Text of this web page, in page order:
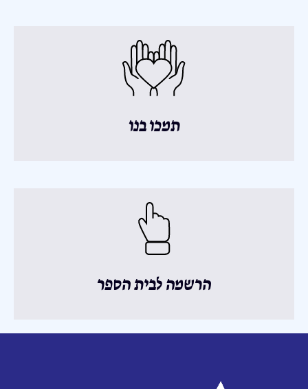
תמכו בנו
הרשמה לבית הספר